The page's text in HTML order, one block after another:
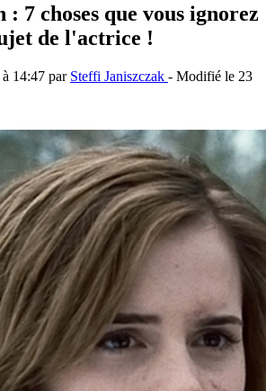
: 7 choses que vous ignorez
de l'actrice !
14:47 par Steffi Janiszczak - Modifié le 23